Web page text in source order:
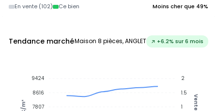
En vente (102) Ce bien Moins cher que 49%
Tendance marchéMaison 8 pièces, ANGLET ↗ +6.2% sur 6 mois
2
1.5
1
Ventes
9424
8616
7807
€/m²